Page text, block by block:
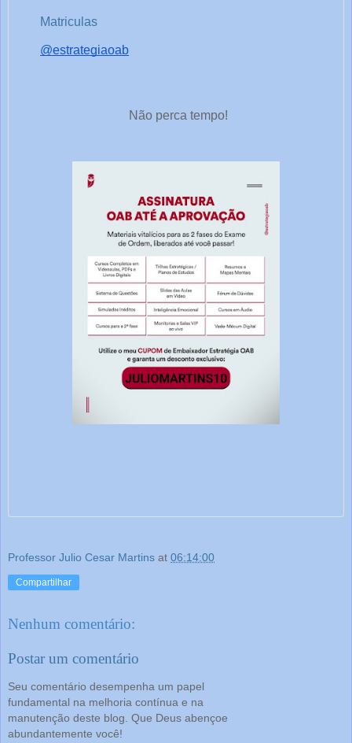
Matriculas
@estrategiaoab
Não perca tempo!
Professor Julio Cesar Martins at 06:14:00
Compartilhar
Nenhum comentário:
Postar um comentário
Seu comentário desempenha um papel
fundamental na melhoria contínua e na
manutenção deste blog. Que Deus abençoe
abundantemente você!